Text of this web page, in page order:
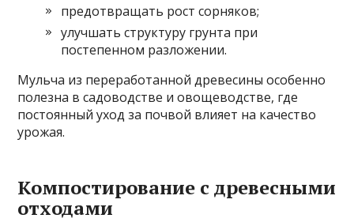
предотвращать рост сорняков;
улучшать структуру грунта при
постепенном разложении.
Мульча из переработанной древесины особенно
полезна в садоводстве и овощеводстве, где
постоянный уход за почвой влияет на качество
урожая.
Компостирование с древесными
отходами